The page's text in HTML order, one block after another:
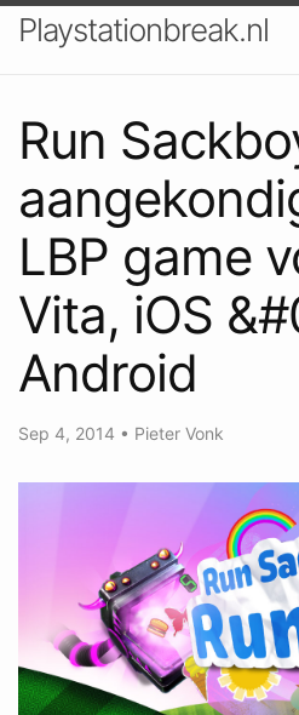
Playstationbreak.nl
Run
LBP game
Vita, iOS
Android
Sep 4, 2014 • Pieter Vonk